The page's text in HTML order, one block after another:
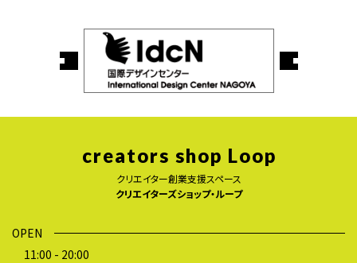
creators shop Loop
クリエイター創業支援スペース
クリエイターズショップ・ループ
OPEN
11:00 - 20:00